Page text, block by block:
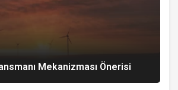
Mekanizması Önerisi